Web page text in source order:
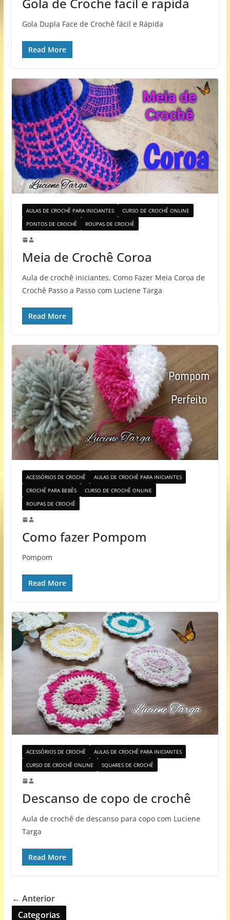
Gola de Croche facil e rapida
Gola Dupla Face de Crochê fácil e Rápida
Read More
AULAS DE CROCHÊ PARA INICIANTES
CURSO DE CROCHÊ ONLINE
PONTOS DE CROCHÊ
ROUPAS DE CROCHÊ
Meia de Crochê Coroa
Aula de crochê iniciantes, Como Fazer Meia Coroa de
Crochê Passo a Passo com Luciene Targa
Read More
ACESSÓRIOS DE CROCHÊ
AULAS DE CROCHÊ PARA INICIANTES
CROCHÊ PARA BEBÊS
CURSO DE CROCHÊ ONLINE
ROUPAS DE CROCHÊ
Como fazer Pompom
Pompom
Read More
ACESSÓRIOS DE CROCHÊ
AULAS DE CROCHÊ PARA INICIANTES
CURSO DE CROCHÊ ONLINE
SQUARES DE CROCHÊ
Descanso de copo de crochê
Aula de crochê de descanso para copo com Luciene
Targa
Read More
← Anterior
Categorias